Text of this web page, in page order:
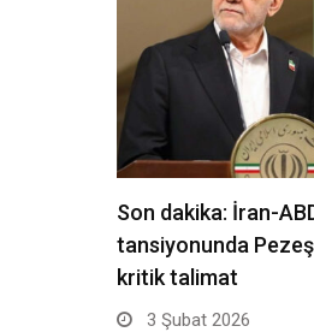
Son dakika: İran-
tansiyonunda
kritik talimat
3 Şubat 2026